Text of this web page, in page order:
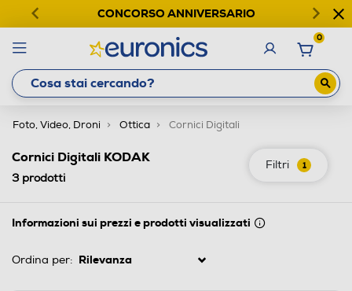
CONCORSO ANNIVERSARIO
0
Foto, Video, Droni Ottica Cornici Digitali
Filtri 1
Cornici Digitali KODAK
3prodotti
Informazioni sui prezzi e prodotti visualizzati
Ordina per: